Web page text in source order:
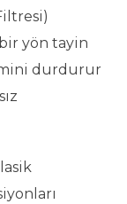
yön tayin
durdurur